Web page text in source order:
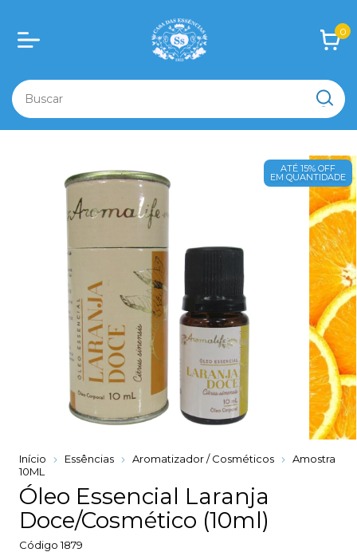
0
ATÉ 15% OFF
EM QUANTIDADE
Início Essências Aromatizador / Cosméticos
Amostra
10ML
Óleo Essencial Laranja
Doce/Cosmético (10ml)
Código 1879